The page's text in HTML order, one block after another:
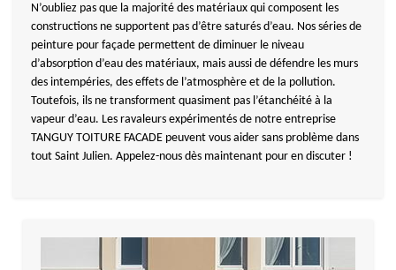
N’oubliez pas que la majorité des matériaux qui composent les
constructions ne supportent pas d’être saturés d’eau. Nos séries de
peinture pour façade permettent de diminuer le niveau
d’absorption d’eau des matériaux, mais aussi de défendre les murs
des intempéries, des effets de l’atmosphère et de la pollution.
Toutefois, ils ne transforment quasiment pas l’étanchéité à la
vapeur d’eau. Les ravaleurs expérimentés de notre entreprise
TANGUY TOITURE FACADE peuvent vous aider sans problème dans
tout Saint Julien. Appelez-nous dès maintenant pour en discuter !